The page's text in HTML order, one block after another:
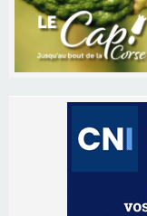
Les brèves
Festa di